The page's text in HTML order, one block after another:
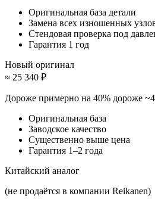
Оригинальная база детали
Замена всех изношенных
Стендовая проверка под
Гарантия 1 год
Новый оригинал
≈ 25 340 ₽
Дороже примерно на 40% дороже
Оригинальная база
Заводское качество
Существенно выше цена
Гарантия 1–2 года
Китайский аналог
(не продаётся в компании Reikanen)